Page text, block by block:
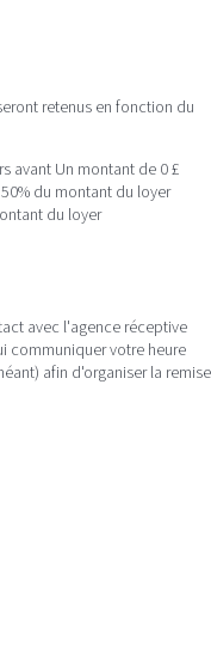
retenus en fonction du
avant Un montant de 0 £
50% du montant du loyer
du loyer
avec l'agence réceptive
communiquer votre heure
afin d'organiser la remise